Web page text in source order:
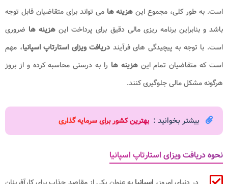
است. به طور کلی، مجموع این هزینه ها می تواند برای متقاضیان قابل توجه
باشد و بنابراین برنامه ریزی مالی دقیق برای پرداخت این هزینه ها ضروری
است. با توجه به پیچیدگی های فرآیند دریافت ویزای استارتاپ اسپانیا، مهم
است که متقاضیان تمام اینهزینه ها را به درستی محاسبه کرده و از بروز
هرگونه مشکل مالی جلوگیری کنند.
بیشتر بخوانید : بهترین کشور برای سرمایه گذاری
نحوه دریافت ویزای استارتاپ اسپانیا